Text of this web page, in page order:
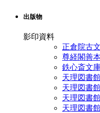
出版物
影印資料
正倉院古
尊経閣善
鉄心斎文
天理図書
天理図書
天理図書
天理図書